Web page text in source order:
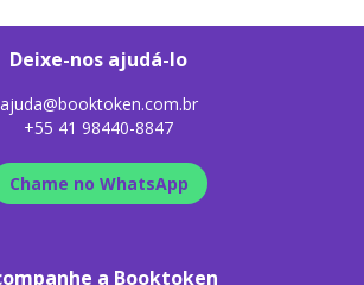
Deixe-nos ajudá-lo
ajuda@booktoken.com.br
+55 41 98440-8847
Chame no WhatsApp
a Booktoken